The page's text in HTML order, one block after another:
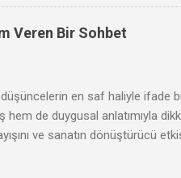
Veren Bir Sohbet
düşüncelerin en saf haliyle
de duygusal anlatımıyla
ve sanatın dönüştürücü